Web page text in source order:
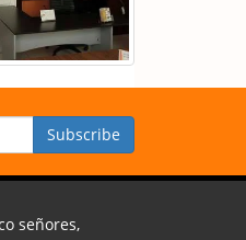
señores,